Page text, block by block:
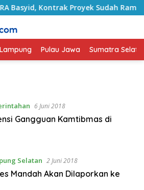
Kontrak Proyek Sudah Rampung
Lampung Pulau Jawa Sumatra
6 Juni 2018
Gangguan Kamtibmas di
Selatan 2 Juni 2018
Mandah Akan Dilaporkan ke